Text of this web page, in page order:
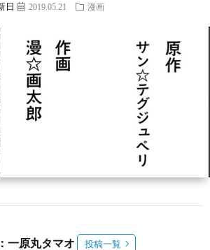
ン
日 2019.05.21 漫画
一原丸タマオ 投稿一覧